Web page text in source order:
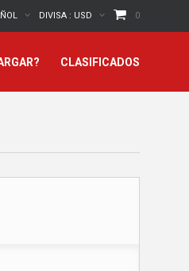
0
DIVISA : USD
CLASIFICADOS